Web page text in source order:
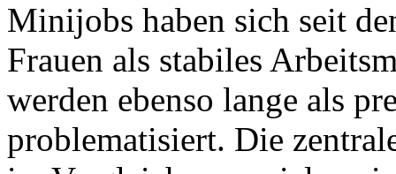
Minijobs haben sich seit
Frauen als stabiles
werden ebenso lange als
problematisiert. Die